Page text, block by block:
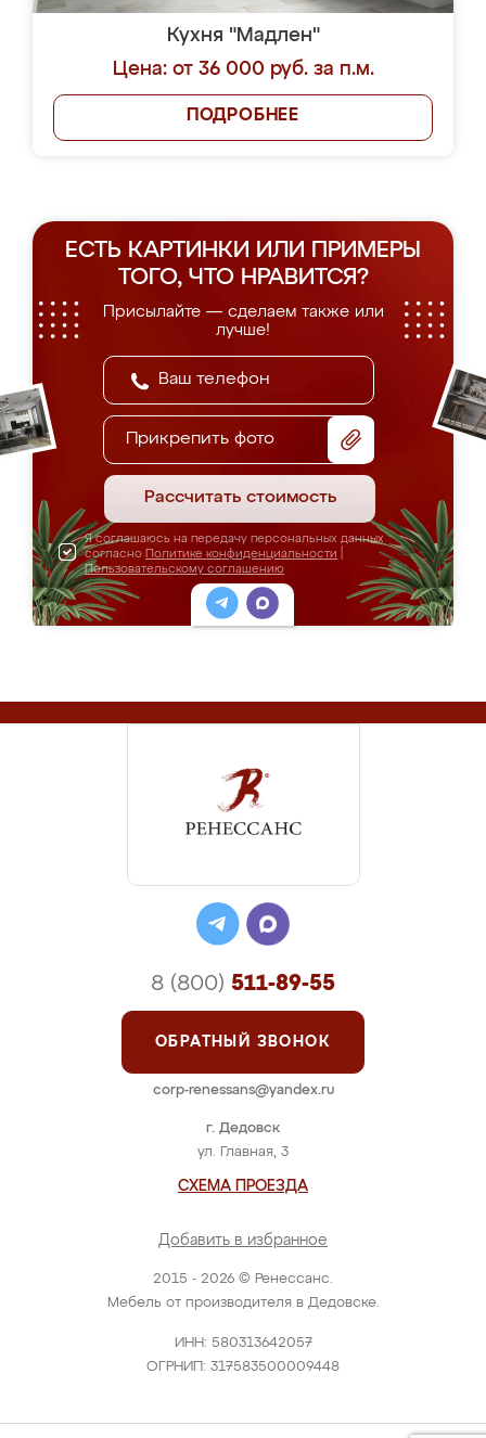
Кухня "Мадлен"
Цена: от 36 000 руб. за п.м.
ПОДРОБНЕЕ
ЕСТЬ КАРТИНКИ ИЛИ ПРИМЕРЫ
ТОГО, ЧТО НРАВИТСЯ?
Присылайте — сделаем также или
лучше!
Прикрепить фото
Рассчитать стоимость
Я соглашаюсь на передачу персональных данных
согласно Политике конфиденциальности
Пользовательскому соглашению
2015 - 2026 © Ренессанс.
Мебель от производителя в Дедовске.
ИНН: 580313642057
ОГРНИП: 317583500009448
г. Дедовск
ул. Главная, 3
СХЕМА ПРОЕЗДА
Добавить в избранное
8 (800) 511-89-55
ОБРАТНЫЙ ЗВОНОК
corp-renessans@yandex.ru